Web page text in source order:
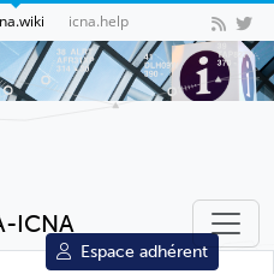
icna.help
Espace adhérent
ICNA